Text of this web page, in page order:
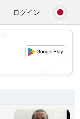
ログイン